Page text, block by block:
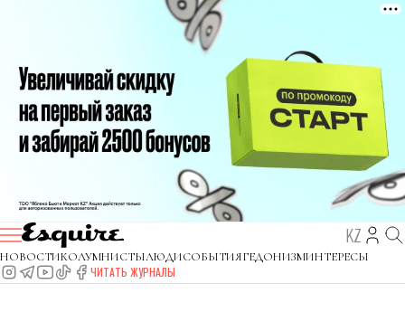
KZ
НОВОСТИКОЛУМНИСТЫЛЮДИСОБЫТИЯГЕДОНИЗМИНТЕРЕСЫ
ЧИТАТЬ ЖУРНАЛЫ